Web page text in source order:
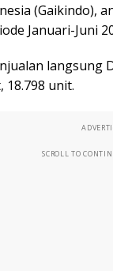
(Gaikindo),
Januari-Juni
langsung
unit.
SCROLL TO